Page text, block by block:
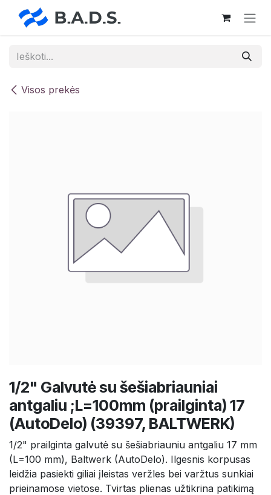
Skip to Content
Visos prekės
1/2" Galvutė su šešiabriauniai
antgaliu ;L=100mm (prailginta) 17
(AutoDelo) (39397, BALTWERK)
1/2" prailginta galvutė su šešiabriauniu antgaliu 17 mm
(L=100 mm), Baltwerk (AutoDelo). Ilgesnis korpusas
leidžia pasiekti giliai įleistas veržles bei varžtus sunkiai
prieinamose vietose. Tvirtas plienas užtikrina patikimą